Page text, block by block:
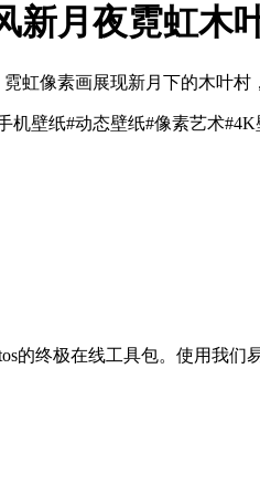
新月夜霓虹木
虹像素画展现新月下的木叶村
机壁纸#动态壁纸#像素艺术#4K
的终极在线工具包。使用我们